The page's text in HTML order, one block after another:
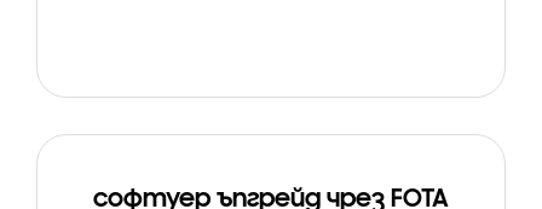
софтуер ъпгрейд чрез FOTA